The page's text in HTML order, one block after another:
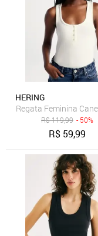
HERING
Regata Feminina
R$119,99 - 50%
R$ 59,99